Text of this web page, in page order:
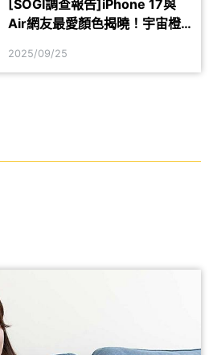
#iPhone17
#iPhoneAir
[SOGI調查報告]iPhone 17與
Air網友最愛顏色揭曉！宇宙橙
2025/09/25